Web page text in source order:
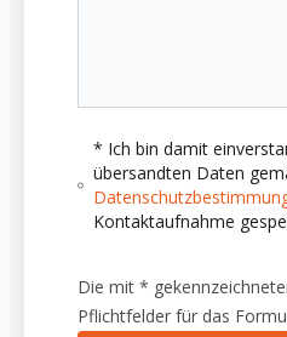
* Ich bin damit
übersandten Daten
Kontaktaufnahme
Die mit *
Pflichtfelder für das